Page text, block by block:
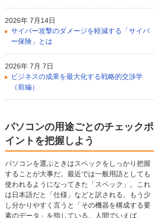
2026年 7月14日
サイバー攻撃のダメージを軽減する「サイバ
ー保険」とは
2026年 7月 7日
ビジネスの成果を最大化する戦略的交渉学
（前編）
パソコンの用途ごとのチェックポ
イントを把握しよう
パソコンを選ぶときはスペックをしっかり把握
することが大事だ。最近では一般用語としても
使われるようになってきた「スペック」。これ
は日本語だと「仕様」などと訳される。もう少
し分かりやすく言うと「その機器を構成する要
素のデータ」を指している。人間でいえば、